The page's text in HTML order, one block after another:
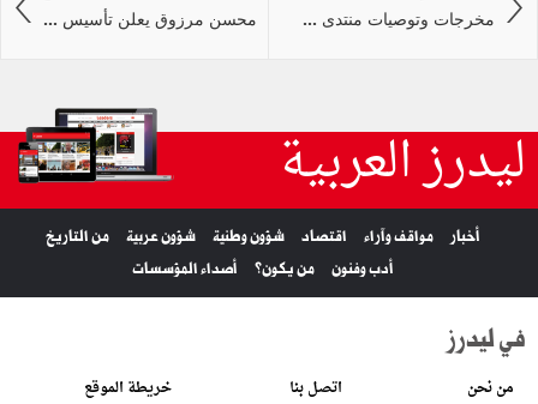
محسن مرزوق يعلن تأسيس ... مخرجات وتوصيات منتدى ...
ليدرز العربية
أخبار مواقف وآراء اقتصاد شؤون وطنية شؤون عربية
من التاريخ
أدب وفنون
من يكون؟ أصداء المؤسسات
في ليدرز
من نحن اتصل بنا خريطة الموقع